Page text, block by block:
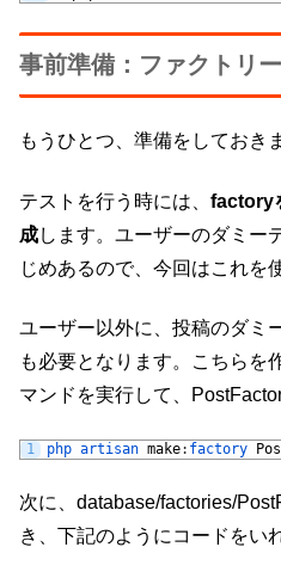
事前準備：ファクトリ
もうひとつ、準備をしておき
テストを行う時には、 factory
成します。ユーザーのダミー
じめあるので、今回はこれを
ユーザー以外に、投稿のダミ
も必要となります。こちらを
マンドを実行して、
1 php artisan make: factory
次に、database/factories/
き、下記のようにコードをい